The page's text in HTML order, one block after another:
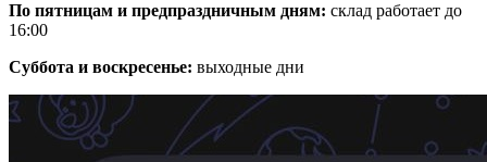
По пятницам и предпраздничным дням: склад работает до
16:00
Суббота и воскресенье: выходные дни